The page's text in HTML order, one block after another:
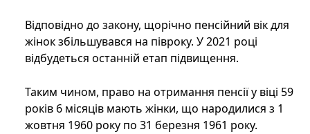
Відповідно до закону, щорічно пенсійний вік для
жінок збільшувався на півроку. У 2021 році
відбудеться останній етап підвищення.
Таким чином, право на отримання пенсії у віці 59
років 6 місяців мають жінки, що народилися з 1
жовтня 1960 року по 31 березня 1961 року.